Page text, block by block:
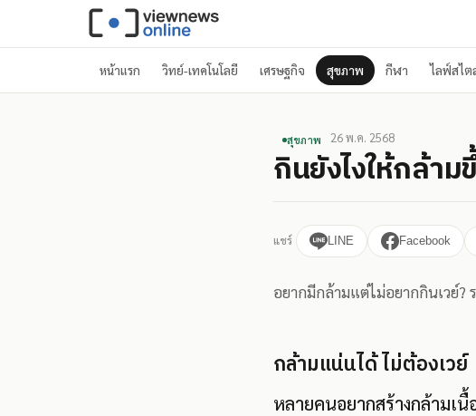
หน้าแรก วิทย์-เทคโนโลยี เศรษฐกิจ สุขภาพ กีฬา ไลฟ์สไต
สุขภาพ 26 พ.ค. 2568
กินยังไงให้กล้า
แชร์ LINE Facebook
อยากมีกล้ามแต่ไม่อยากกินเวย์?
กล้ามแน่นได้ ไม่ต้องเวย์
หลายคนอยากสร้างกล้ามเ